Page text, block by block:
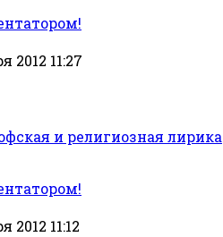
2012 11:27
и религиозная лирика
2012 11:12